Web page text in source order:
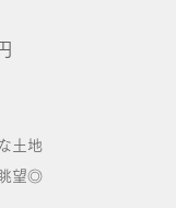
土地
望◎